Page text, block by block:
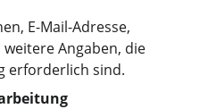
E-Mail-Adresse,
Angaben, die
erforderlich sind.